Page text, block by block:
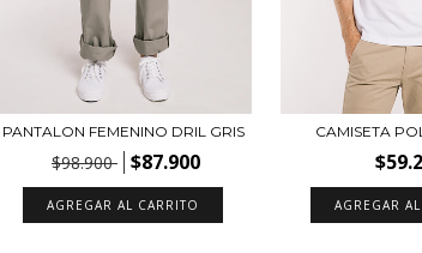
PANTALON FEMENINO DRIL GRIS
$98.900 $87.900
AGREGAR AL CARRITO
CAMISETA
AGREGAR